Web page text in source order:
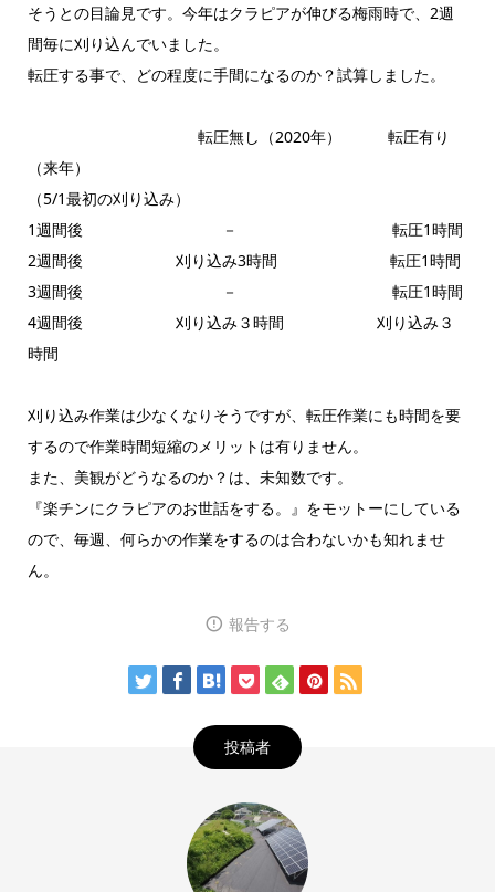
そうとの目論見です。今年はクラピアが伸びる梅雨時で、2週
間毎に刈り込んでいました。
転圧する事で、どの程度に手間になるのか？試算しました。
転圧無し（2020年） 転圧有り
（来年）
（5/1最初の刈り込み）
1週間後 － 転圧1時間
2週間後 刈り込み3時間 転圧1時間
3週間後 － 転圧1時間
4週間後 刈り込み３時間 刈り込み３
時間
刈り込み作業は少なくなりそうですが、転圧作業にも時間を要
するので作業時間短縮のメリットは有りません。
また、美観がどうなるのか？は、未知数です。
『楽チンにクラピアのお世話をする。』をモットーにしている
ので、毎週、何らかの作業をするのは合わないかも知れませ
ん。
報告する
投稿者